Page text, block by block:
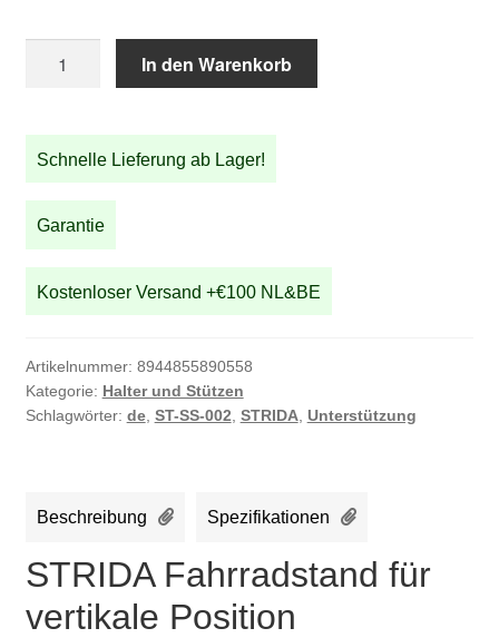
vertikale
Position
In den Warenkorb
Schnelle Lieferung ab Lager!
Garantie
Kostenloser Versand +€100 NL&BE
Artikelnummer: 8944855890558
Kategorie: Halter und Stützen
Schlagwörter: de, ST-SS-002 STRIDA, Unterstützung
Beschreibung Spezifikationen
STRIDA Fahrradstand für
vertikale Position